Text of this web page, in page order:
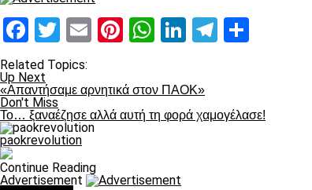
Facebook
Twitter
EmailPinterest
WhatsApp
LinkedIn
Telegram
Related Topics:
Up Next
«Απαντήσαμε αρνητικά στον ΠΑΟΚ»
Don't Miss
Το… ξαναέζησε αλλά αυτή τη φορά χαμογέλασε!
paokrevolution
Continue Reading
Advertisement